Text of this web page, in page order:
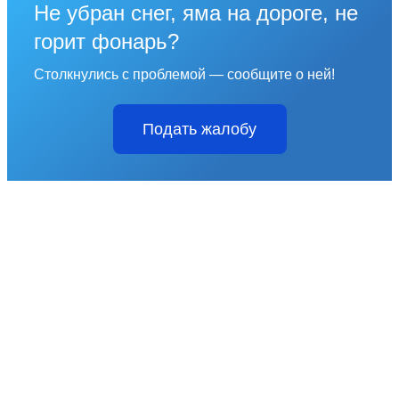
Не убран снег, яма на дороге, не
горит фонарь?
Столкнулись с проблемой — сообщите о ней!
Подать жалобу